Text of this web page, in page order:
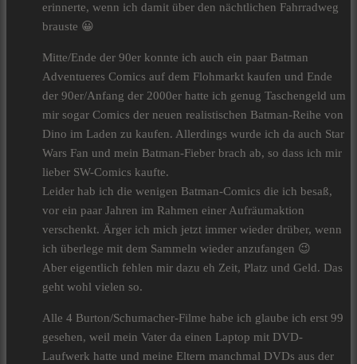
erinnerte, wenn ich damit über den nächtlichen Fahrradweg
brauste 😀
Mitte/Ende der 90er konnte ich auch ein paar Batman
Adventueres Comics auf dem Flohmarkt kaufen und Ende
der 90er/Anfang der 2000er hatte ich genug Taschengeld um
mir sogar Comics der neuen realistischen Batman-Reihe von
Dino im Laden zu kaufen. Allerdings wurde ich da auch Star
Wars Fan und mein Batman-Fieber brach ab, so dass ich mir
lieber SW-Comics kaufte.
Leider hab ich die wenigen Batman-Comics die ich besaß,
vor ein paar Jahren im Rahmen einer Aufräumaktion
verschenkt. Ärger ich mich jetzt immer wieder drüber, wenn
ich überlege mit dem Sammeln wieder anzufangen 😉
Aber eigentlich fehlen mir dazu eh Zeit, Platz und Geld. Das
geht wohl vielen so.
Alle 4 Burton/Schumacher-Filme habe ich glaube ich erst 99
gesehen, weil mein Vater da einen Laptop mit DVD-
Laufwerk hatte und meine Eltern manchmal DVDs aus der